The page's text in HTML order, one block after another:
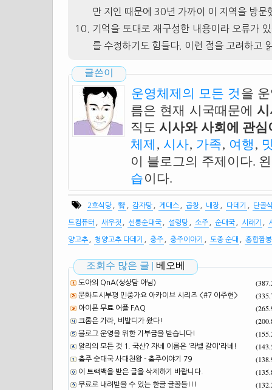
만 지인 때문에 30년 가까이 이 지역을 방
기억을 토대로 재구성한 내용이라 오류가
를 수정하기도 힘들다. 이런 점을 고려하고
글쓴이
운영체제의 모든 것 을
름은 현재 시국때문에
직도 시사와 사회에 관
체제 , 시사, 가족, 여행 ,
이 블로그의 주제이다.
습이다.
2호식당 腎 감자탕 게대스 곱창 내장 다데기 단골
트컴퓨터 새우젓 선릉순대국 설렁탕 소주 순대국 시래기
양고추 청양고추 다데기 충주 충주이야기 토종 순대 홍합짬봉
조회수 많은 글 | 베오베
도아의 QnA(성상담 아님)
문화도시부평 민중가요 아카이브 시리즈 <#7 이주헌>
아이폰 무료 어플 FAQ
크롬은 가라, 비발디가 왔다!
블로그 운영을 위한 기부금을 받습니다!
알리의 모든 것 1. 국산? 자네 이름은 '라벨 갈이'라네!
충주 순대국 사대천왕 - 충주이야기 79
이 트랙백을 받은 글을 삭제하기 바랍니다.
무료로 내려받을 수 있는 한글 글꼴들!!!